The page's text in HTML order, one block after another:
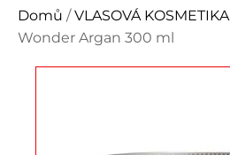
Domů /VLASOVÁ KOSMETIKA
Wonder Argan 300 ml